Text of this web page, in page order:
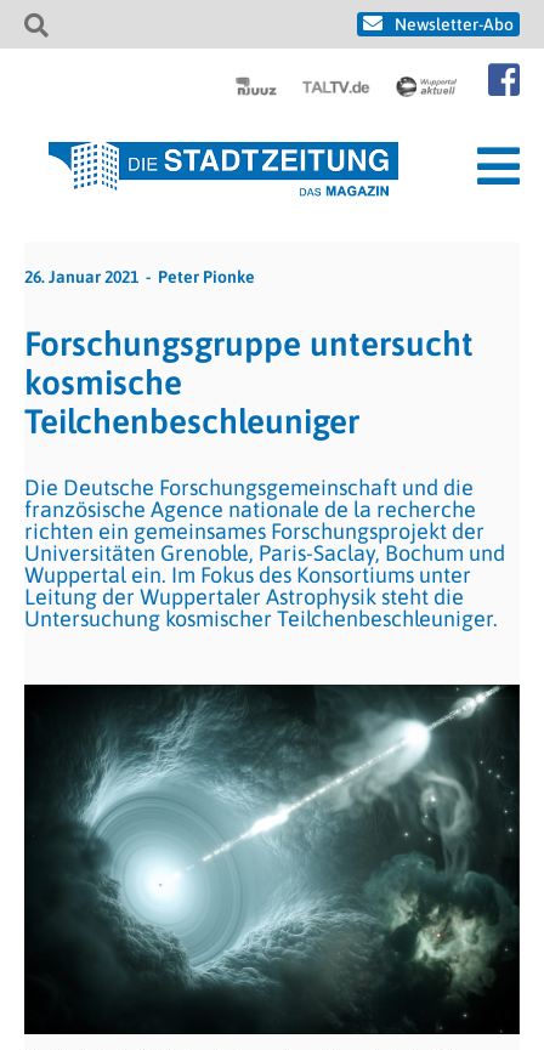
Newsletter-Abo
26. Januar 2021 Peter Pionke
Forschungsgruppe untersucht
kosmische
Teilchenbeschleuniger
Die Deutsche Forschungsgemeinschaft und die
französische Agence nationale de la recherche
richten ein gemeinsames Forschungsprojekt der
Universitäten Grenoble, Paris-Saclay, Bochum und
Wuppertal ein. Im Fokus des Konsortiums unter
Leitung der Wuppertaler Astrophysik steht die
Untersuchung kosmischer Teilchenbeschleuniger.